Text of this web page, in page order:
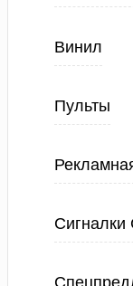
Винил
Пульты